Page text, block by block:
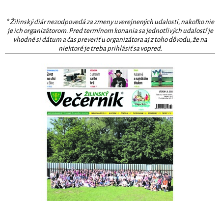
* Žilinský diár nezodpovedá za zmeny uverejnených udalostí, nakoľko nie
je ich organizátorom. Pred termínom konania sa jednotlivých udalostí je
vhodné si dátum a čas preveriť u organizátora aj z toho dôvodu, že na
niektoré je treba prihlásiť sa vopred.